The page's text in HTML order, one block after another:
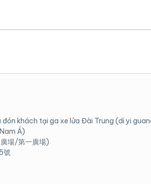
khách tại ga xe lửa Đài Trung (di yi
Á)
場/第一廣場)
號